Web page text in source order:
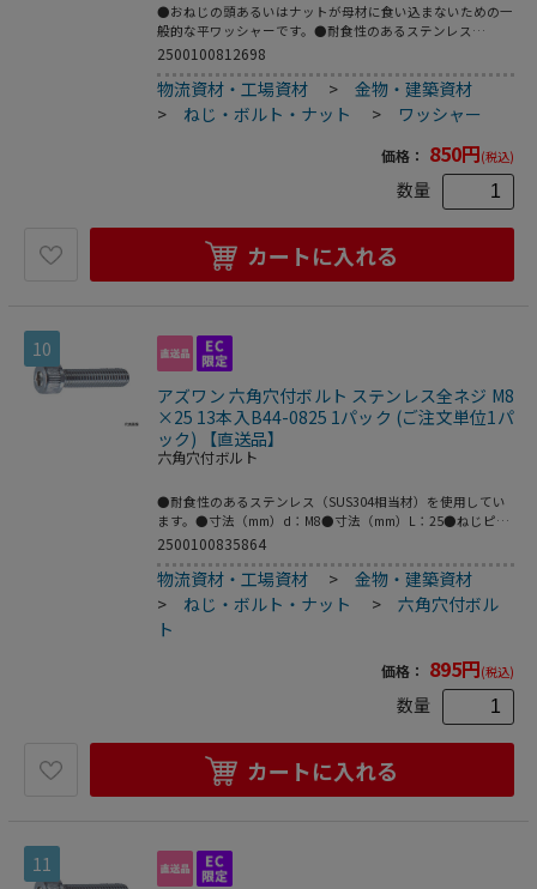
●おねじの頭あるいはナットが母材に食い込まないための一
般的な平ワッシャーです。●耐食性のあるステンレス
（SUS304）の材質を使用しています。●呼び径：M6●外径
キ丸（大ワッシャー）●材質／仕上：ステンレス（SUS304
相当材）●注意：呼径に小形がついているものは小形丸で
す。●原産国：非公開●コード番号：160-8266●こちらの
2500100812698
物流資材・工場資材 >金物・建築資材
> ねじ・ボルト・ナット > ワッシャー
価格： 850円(税込)
数量
カートに入れる
10
アズワン 六角穴付ボルト ステンレス全ネジ M8
×25 13本入B44-0825 1パック (ご注文単位1パ
ック) 【直送品】
六角穴付ボルト
●耐食性のあるステンレス（SUS304相当材）を使用してい
ます。●寸法（mm）d：M8●寸法（mm）L：25●ねじピッ
チ（mm）：1.25●ねじ部長さ（mm）：25●強度区分：A2-
ク（ブリスター）●JIS B1176規格品●材質／仕上：ステン
レス（SUS304相当材）●コード番号：160-1903●こちらの
商品は事業者様向け商品です。
2500100835864
物流資材・工場資材 >金物・建築資材
> ねじ・ボルト・ナット >六角穴付ボル
ト
価格： 895円(税込)
数量
カートに入れる
11